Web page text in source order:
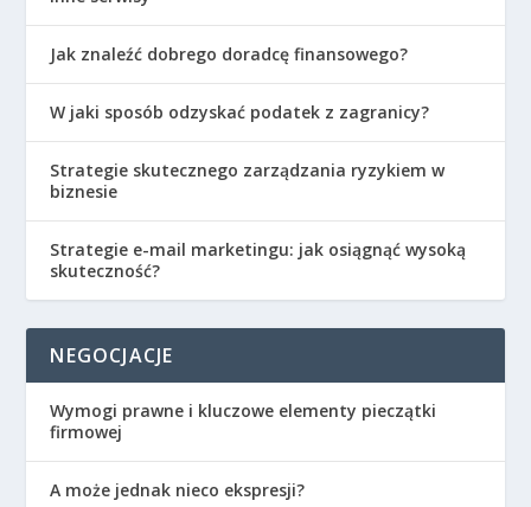
Jak znaleźć dobrego doradcę finansowego?
W jaki sposób odzyskać podatek z zagranicy?
Strategie skutecznego zarządzania ryzykiem w
biznesie
Strategie e-mail marketingu: jak osiągnąć wysoką
skuteczność?
NEGOCJACJE
Wymogi prawne i kluczowe elementy pieczątki
firmowej
A może jednak nieco ekspresji?